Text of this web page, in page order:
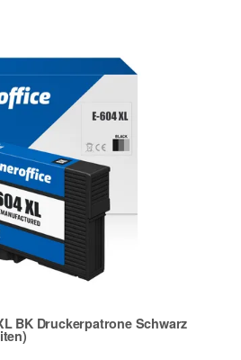
BK Druckerpatrone Schwarz